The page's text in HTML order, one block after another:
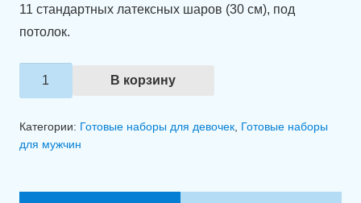
11 стандартных латексных шаров (30 см), под
потолок.
Количество
товара
из
В корзину
Категории: Готовые наборы для девочек, Готовые наборы
для мужчин